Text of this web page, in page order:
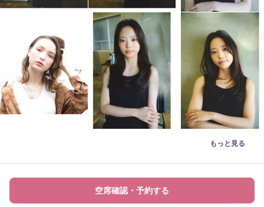
もっと見る
空席確認・予約する